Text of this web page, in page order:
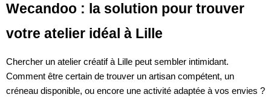
Wecandoo : la solution pour trouver
votre atelier idéal à Lille
Chercher un atelier créatif à Lille peut sembler intimidant.
Comment être certain de trouver un artisan compétent, un
créneau disponible, ou encore une activité adaptée à vos envies ?